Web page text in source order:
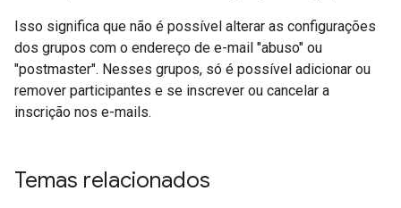
Isso significa que não é possível alterar as configurações
dos grupos com o endereço de e-mail "abuso" ou
"postmaster". Nesses grupos, só é possível adicionar ou
remover participantes e se inscrever ou cancelar a
inscrição nos e-mails.
Temas relacionados